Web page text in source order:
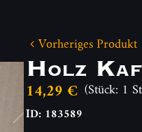
Vorheriges Produkt
Holz
14,29 € (Stück: 1
ID: 183589